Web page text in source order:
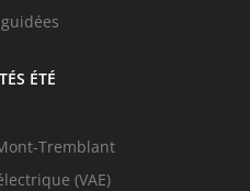
ÉTÉ
Tremblant
(VAE)